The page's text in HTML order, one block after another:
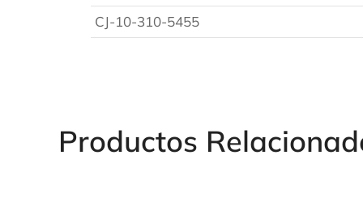
CJ-10-310-5455
Productos